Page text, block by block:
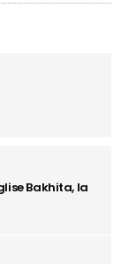
Bakhita, la